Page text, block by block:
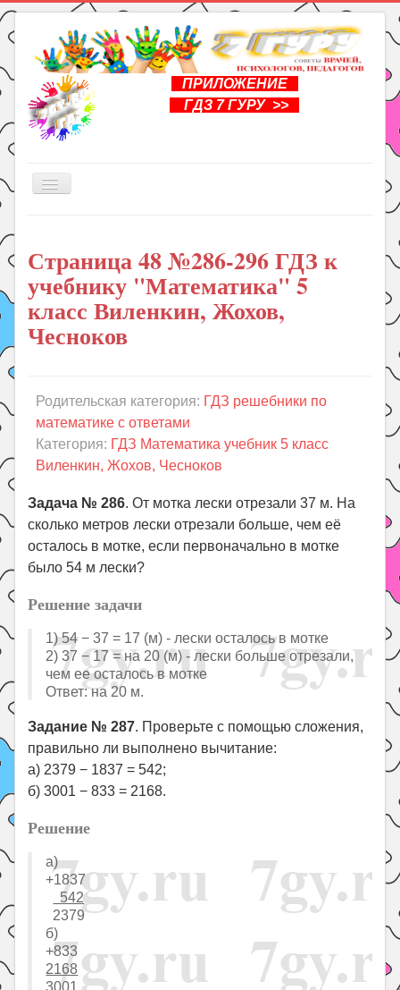
ПРИЛОЖЕНИЕ
ГДЗ 7 ГУРУ >>
Включить/
Книги
Рукоделие
Подготовка к школе
Уроки
Праздники
Психология
Летом!
Поиск
Страница 48 №286-296 ГДЗ к
учебнику "Математика" 5
класс Виленкин, Жохов,
Чесноков
Родительская категория: ГДЗ решебники по
математике с ответами
Категория: ГДЗ Математика учебник 5 класс
Виленкин, Жохов, Чесноков
Задача № 286. От мотка лески отрезали 37 м. На
сколько метров лески отрезали больше, чем её
осталось в мотке, если первоначально в мотке
было 54 м лески?
Решение задачи
1) 54 − 37 = 17 (м) - лески осталось в мотке
2) 37 − 17 = на 20 (м) - лески больше отрезали,
чем ее осталось в мотке
Ответ: на 20 м.
Задание № 287. Проверьте с помощью сложения,
правильно ли выполнено вычитание:
а) 2379 − 1837 = 542;
б) 3001 − 833 = 2168.
Решение
а)
+1837
542
2379
б)
+833
2168
3001